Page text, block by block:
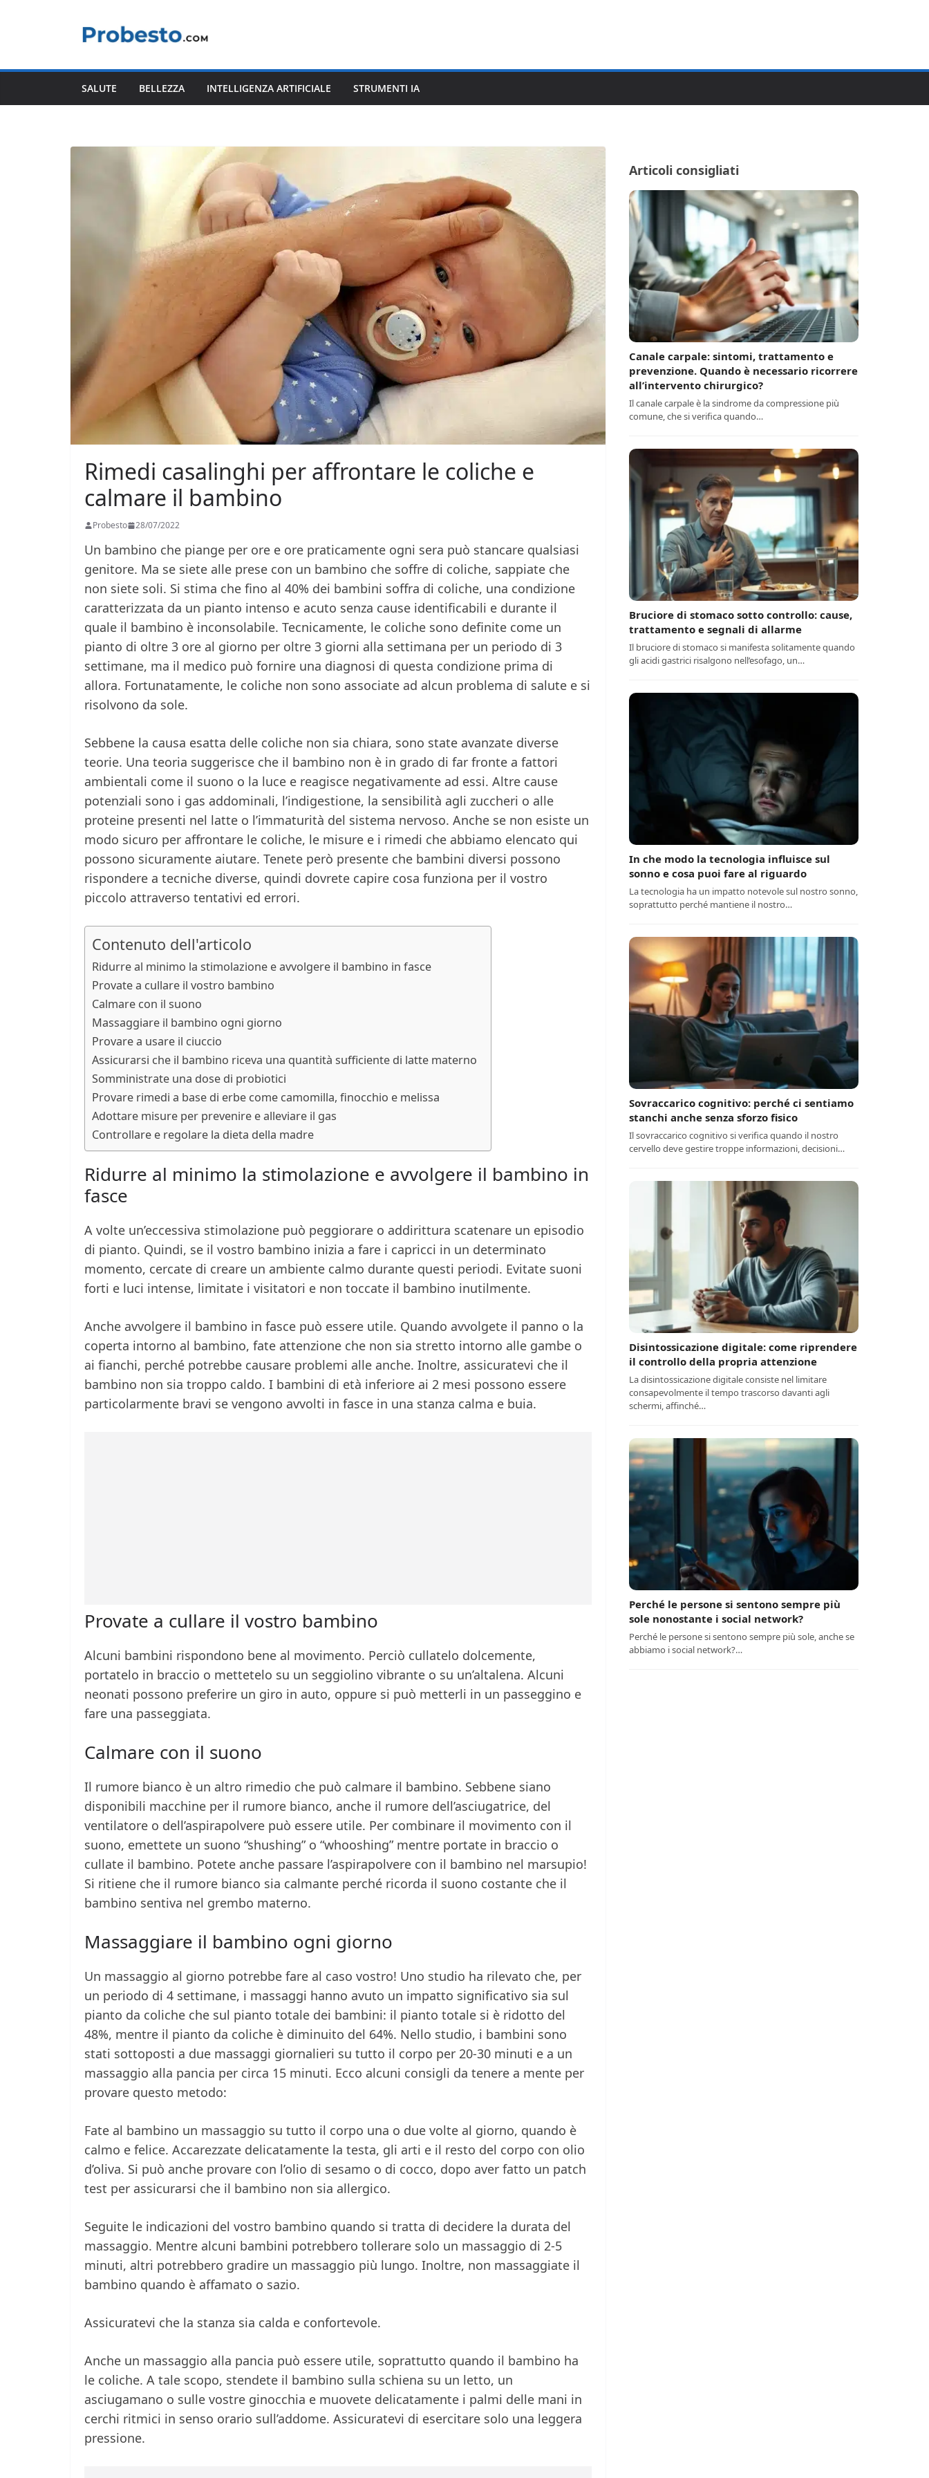
SALUTE BELLEZZA INTELLIGENZA ARTIFICIALE STRUMENTI IA
Rimedi casalinghi per affrontare le coliche e
calmare il bambino
Probesto 28/07/2022
Un bambino che piange per ore e ore praticamente ogni sera può stancare qualsiasi
genitore. Ma se siete alle prese con un bambino che soffre di coliche, sappiate che
non siete soli. Si stima che fino al 40% dei bambini soffra di coliche, una condizione
caratterizzata da un pianto intenso e acuto senza cause identificabili e durante il
quale il bambino è inconsolabile. Tecnicamente, le coliche sono definite come un
pianto di oltre 3 ore al giorno per oltre 3 giorni alla settimana per un periodo di 3
settimane, ma il medico può fornire una diagnosi di questa condizione prima di
allora. Fortunatamente, le coliche non sono associate ad alcun problema di salute e si
risolvono da sole.
Sebbene la causa esatta delle coliche non sia chiara, sono state avanzate diverse
teorie. Una teoria suggerisce che il bambino non è in grado di far fronte a fattori
ambientali come il suono o la luce e reagisce negativamente ad essi. Altre cause
potenziali sono i gas addominali, l’indigestione, la sensibilità agli zuccheri o alle
proteine presenti nel latte o l’immaturità del sistema nervoso. Anche se non esiste un
modo sicuro per affrontare le coliche, le misure e i rimedi che abbiamo elencato qui
possono sicuramente aiutare. Tenete però presente che bambini diversi possono
rispondere a tecniche diverse, quindi dovrete capire cosa funziona per il vostro
piccolo attraverso tentativi ed errori.
Contenuto dell'articolo
Ridurre al minimo la stimolazione e avvolgere il bambino in fasce
Provate a cullare il vostro bambino
Calmare con il suono
Massaggiare il bambino ogni giorno
Provare a usare il ciuccio
Assicurarsi che il bambino riceva una quantità sufficiente di latte materno
Somministrate una dose di probiotici
Provare rimedi a base di erbe come camomilla, finocchio e melissa
Adottare misure per prevenire e alleviare il gas
Controllare e regolare la dieta della madre
Ridurre al minimo la stimolazione e avvolgere il bambino in
fasce
A volte un’eccessiva stimolazione può peggiorare o addirittura scatenare un episodio
di pianto. Quindi, se il vostro bambino inizia a fare i capricci in un determinato
momento, cercate di creare un ambiente calmo durante questi periodi. Evitate suoni
forti e luci intense, limitate i visitatori e non toccate il bambino inutilmente.
Anche avvolgere il bambino in fasce può essere utile. Quando avvolgete il panno o la
coperta intorno al bambino, fate attenzione che non sia stretto intorno alle gambe o
ai fianchi, perché potrebbe causare problemi alle anche. Inoltre, assicuratevi che il
bambino non sia troppo caldo. I bambini di età inferiore ai 2 mesi possono essere
particolarmente bravi se vengono avvolti in fasce in una stanza calma e buia.
Provate a cullare il vostro bambino
Alcuni bambini rispondono bene al movimento. Perciò cullatelo dolcemente,
portatelo in braccio o mettetelo su un seggiolino vibrante o su un’altalena. Alcuni
neonati possono preferire un giro in auto, oppure si può metterli in un passeggino e
fare una passeggiata.
Calmare con il suono
Il rumore bianco è un altro rimedio che può calmare il bambino. Sebbene siano
disponibili macchine per il rumore bianco, anche il rumore dell’asciugatrice, del
ventilatore o dell’aspirapolvere può essere utile. Per combinare il movimento con il
suono, emettete un suono “shushing” o “whooshing” mentre portate in braccio o
cullate il bambino. Potete anche passare l’aspirapolvere con il bambino nel marsupio!
Si ritiene che il rumore bianco sia calmante perché ricorda il suono costante che il
bambino sentiva nel grembo materno.
Massaggiare il bambino ogni giorno
Un massaggio al giorno potrebbe fare al caso vostro! Uno studio ha rilevato che, per
un periodo di 4 settimane, i massaggi hanno avuto un impatto significativo sia sul
pianto da coliche che sul pianto totale dei bambini: il pianto totale si è ridotto del
48%, mentre il pianto da coliche è diminuito del 64%. Nello studio, i bambini sono
stati sottoposti a due massaggi giornalieri su tutto il corpo per 20-30 minuti e a un
massaggio alla pancia per circa 15 minuti. Ecco alcuni consigli da tenere a mente per
provare questo metodo:
Fate al bambino un massaggio su tutto il corpo una o due volte al giorno, quando è
calmo e felice. Accarezzate delicatamente la testa, gli arti e il resto del corpo con olio
d’oliva. Si può anche provare con l’olio di sesamo o di cocco, dopo aver fatto un patch
test per assicurarsi che il bambino non sia allergico.
Seguite le indicazioni del vostro bambino quando si tratta di decidere la durata del
massaggio. Mentre alcuni bambini potrebbero tollerare solo un massaggio di 2-5
minuti, altri potrebbero gradire un massaggio più lungo. Inoltre, non massaggiate il
bambino quando è affamato o sazio.
Assicuratevi che la stanza sia calda e confortevole.
Anche un massaggio alla pancia può essere utile, soprattutto quando il bambino ha
le coliche. A tale scopo, stendete il bambino sulla schiena su un letto, un
asciugamano o sulle vostre ginocchia e muovete delicatamente i palmi delle mani in
cerchi ritmici in senso orario sull’addome. Assicuratevi di esercitare solo una leggera
pressione.
Articoli consigliati
Canale carpale: sintomi, trattamento e
prevenzione. Quando è necessario ricorrere
all’intervento chirurgico?
Il canale carpale è la sindrome da compressione più
comune, che si verifica quando…
Bruciore di stomaco sotto controllo: cause,
trattamento e segnali di allarme
Il bruciore di stomaco si manifesta solitamente quando
gli acidi gastrici risalgono nell’esofago, un…
In che modo la tecnologia influisce sul
sonno e cosa puoi fare al riguardo
La tecnologia ha un impatto notevole sul nostro sonno,
soprattutto perché mantiene il nostro…
Sovraccarico cognitivo: perché ci sentiamo
stanchi anche senza sforzo fisico
Il sovraccarico cognitivo si verifica quando il nostro
cervello deve gestire troppe informazioni, decisioni…
Disintossicazione digitale: come riprendere
il controllo della propria attenzione
La disintossicazione digitale consiste nel limitare
consapevolmente il tempo trascorso davanti agli
schermi, affinché…
Perché le persone si sentono sempre più
sole nonostante i social network?
Perché le persone si sentono sempre più sole, anche se
abbiamo i social network?…